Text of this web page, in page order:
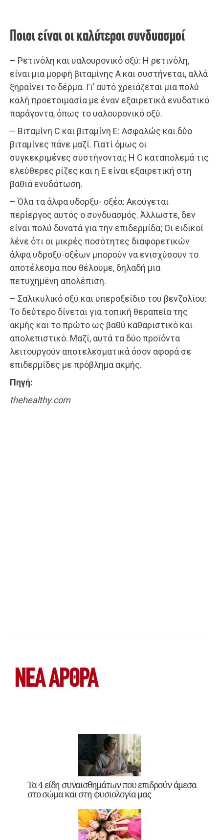
Ποιοι είναι οι καλύτεροι συνδυασμοί
– Ρετινόλη και υαλουρονικό οξύ: Η ρετινόλη,
είναι μια μορφή βιταμίνης Α και συστήνεται, αλλά
ξηραίνει το δέρμα. Γι’ αυτό χρειάζεται μια πολύ
καλή προετοιμασία με έναν εξαιρετικά ενυδατικό
παράγοντα, όπως το υαλουρονικό οξύ.
– Βιταμίνη C και βιταμίνη Ε: Ασφαλώς και δύο
βιταμίνες πάνε μαζί. Γιατί όμως οι
συγκεκριμένες συστήνονται; Η C καταπολεμά τις
ελεύθερες ρίζες και η E είναι εξαιρετική στη
βαθιά ενυδάτωση.
– Όλα τα άλφα υδορξυ- οξέα: Ακούγεται
περίεργος αυτός ο συνδυασμός. Άλλωστε, δεν
είναι πολύ δυνατά για την επιδερμίδα; Οι ειδικοί
λένε ότι οι μικρές ποσότητες διαφορετικών
άλφα υδροξύ-οξέων μπορούν να ενισχύσουν το
αποτέλεσμα που θέλουμε, δηλαδή μια
πετυχημένη απολέπιση.
– Σαλικυλικό οξύ και υπεροξείδιο του βενζολίου:
Το δεύτερο δίνεται για τοπική θεραπεία της
ακμής και το πρώτο ως βαθύ καθαριστικό και
απολεπιστικό. Μαζί, αυτά τα δύο προϊόντα
λειτουργούν αποτελεσματικά όσον αφορά σε
επιδερμίδες με πρόβλημα ακμής.
Πηγή:
thehealthy.com
ΝΕΑ ΆΡΘΡΑ
Τα 4 είδη συναισθημάτων που επιδρούν άμεσα
στο σώμα και στη φυσιολογία μας